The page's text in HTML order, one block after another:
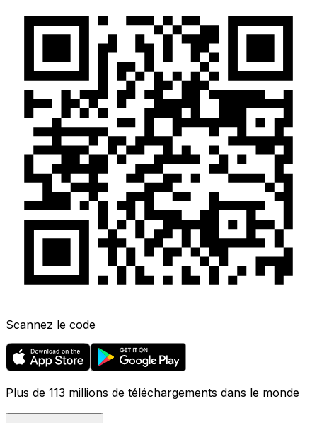
Scannez le code
Plus de 113 millions de téléchargements dans le monde